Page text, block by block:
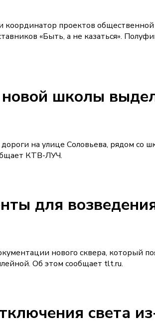
проектов
«Быть, а не казаться».
школы
на улице Соловьева, рядом со
КТВ-ЛУЧ.
для
нового сквера, который
Об этом сообщает tlt.ru.
света